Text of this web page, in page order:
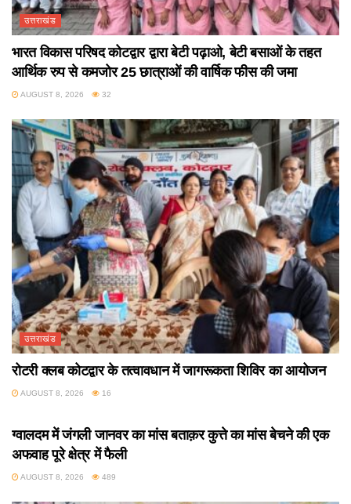
उत्तराखंड
भारत विकास परिषद कोटद्वार द्वारा बेटी पढ़ाओ, बेटी बसाओं के तहत
आर्थिक रुप से कमजोर 25 छात्राओं की वार्षिक फीस की जमा
AUGUST 8, 2026 32
उत्तराखंड
रोटरी क्लब कोटद्वार के तत्वावधान में जागरूकता शिविर का आयोजन
AUGUST 8, 2026 16
ग्वालदम में जंगली जानवर का मांस बताक़र कुत्ते का मांस बेचने की एक
अफवाह पूरे क्षेत्र में फैली
AUGUST 8, 2026 489